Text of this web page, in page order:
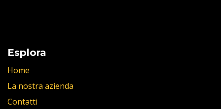
Esplora
Home
La nostra azienda
Contatti